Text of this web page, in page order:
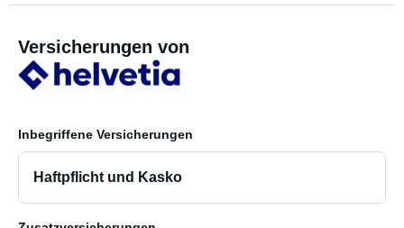
Versicherungen von
Inbegriffene Versicherungen
Haftpflicht und Kasko